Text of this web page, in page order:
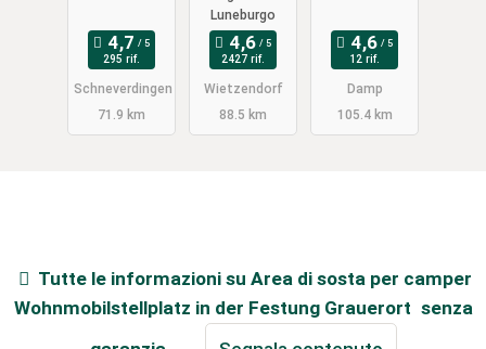
295 rif.
Schneverdingen
71.9 km
Luneburgo
2427 rif.
Wietzendorf
88.5 km
12 rif.
Damp
105.4 km
Tutte le informazioni su Area di sosta per camper
Wohnmobilstellplatz in der Festung Grauerort senza